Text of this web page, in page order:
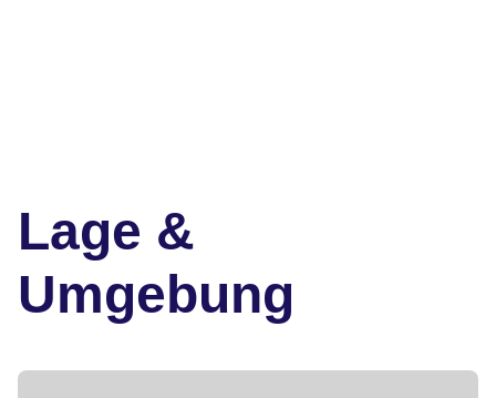
Lage &
Umgebung